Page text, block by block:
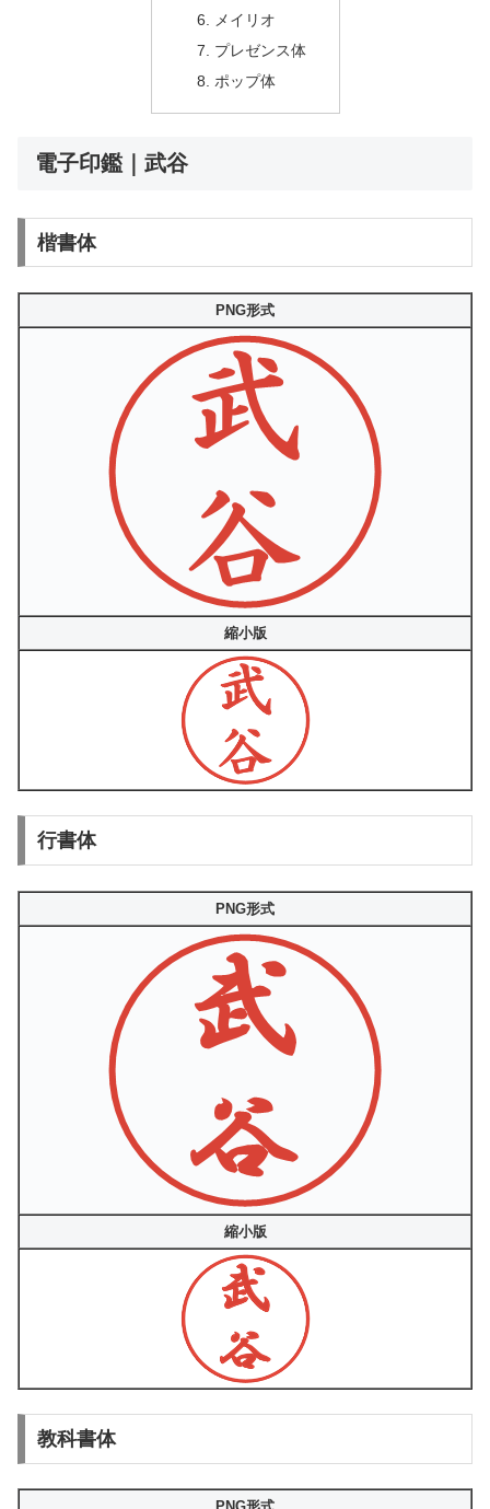
メイリオ
プレゼンス体
ポップ体
電子印鑑｜武谷
楷書体
PNG形式
縮小版
行書体
PNG形式
縮小版
教科書体